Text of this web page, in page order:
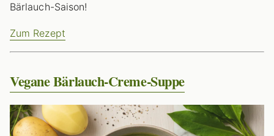
Bärlauch-Saison!
Zum Rezept
Vegane Bärlauch-Creme-Suppe